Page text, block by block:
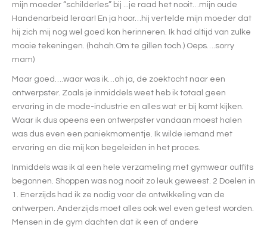
mijn moeder “schilderles” bij ...je raad het nooit…mijn oude
Handenarbeid leraar! En ja hoor…hij vertelde mijn moeder dat
hij zich mij nog wel goed kon herinneren. Ik had altijd van zulke
mooie tekeningen. (hahah.Om te gillen toch.) Oeps….sorry
mam)
Maar goed….waar was ik…oh ja, de zoektocht naar een
ontwerpster. Zoals je inmiddels weet heb ik totaal geen
ervaring in de mode-industrie en alles wat er bij komt kijken.
Waar ik dus opeens een ontwerpster vandaan moest halen
was dus even een paniekmomentje. Ik wilde iemand met
ervaring en die mij kon begeleiden in het proces.
Inmiddels was ik al een hele verzameling met gymwear outfits
begonnen. Shoppen was nog nooit zo leuk geweest. 2 Doelen in
1. Enerzijds had ik ze nodig voor de ontwikkeling van de
ontwerpen. Anderzijds moet alles ook wel even getest worden.
Mensen in de gym dachten dat ik een of andere